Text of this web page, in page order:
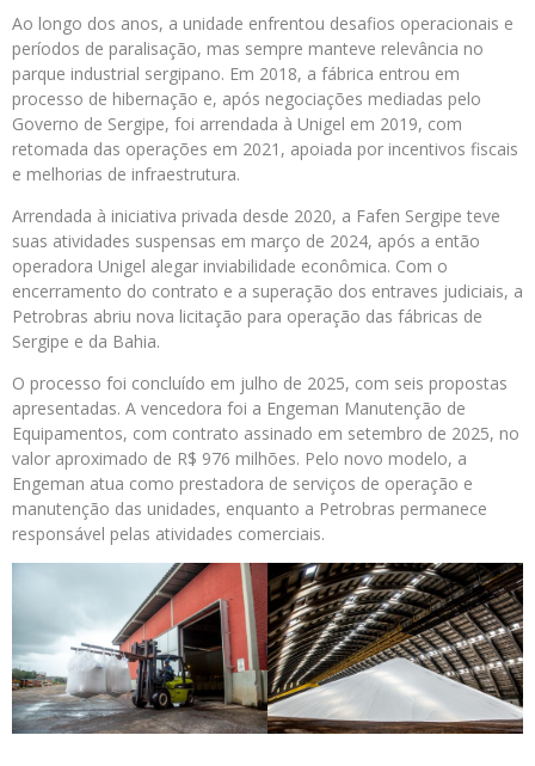
Ao longo dos anos, a unidade enfrentou desafios operacionais e
períodos de paralisação, mas sempre manteve relevância no
parque industrial sergipano. Em 2018, a fábrica entrou em
processo de hibernação e, após negociações mediadas pelo
Governo de Sergipe, foi arrendada à Unigel em 2019, com
retomada das operações em 2021, apoiada por incentivos fiscais
e melhorias de infraestrutura.
Arrendada à iniciativa privada desde 2020, a Fafen Sergipe teve
suas atividades suspensas em março de 2024, após a então
operadora Unigel alegar inviabilidade econômica. Com o
encerramento do contrato e a superação dos entraves judiciais, a
Petrobras abriu nova licitação para operação das fábricas de
Sergipe e da Bahia.
O processo foi concluído em julho de 2025, com seis propostas
apresentadas. A vencedora foi a Engeman Manutenção de
Equipamentos, com contrato assinado em setembro de 2025, no
valor aproximado de R$ 976 milhões. Pelo novo modelo, a
Engeman atua como prestadora de serviços de operação e
manutenção das unidades, enquanto a Petrobras permanece
responsável pelas atividades comerciais.